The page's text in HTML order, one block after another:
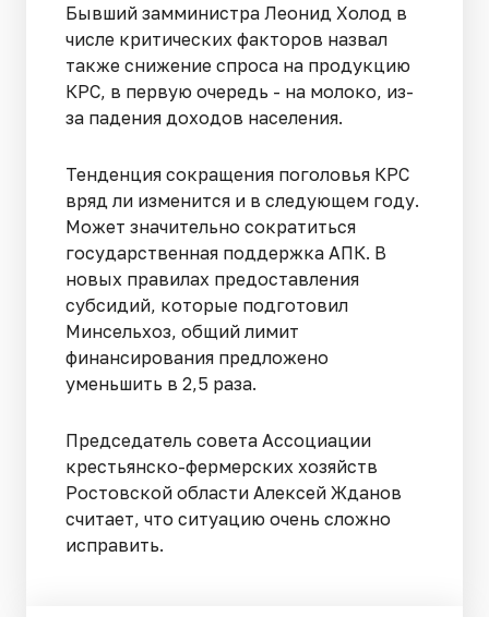
Бывший замминистра Леонид Холод в
числе критических факторов назвал
также снижение спроса на продукцию
КРС, в первую очередь - на молоко, из-
за падения доходов населения.
Тенденция сокращения поголовья КРС
вряд ли изменится и в следующем году.
Может значительно сократиться
государственная поддержка АПК. В
новых правилах предоставления
субсидий, которые подготовил
Минсельхоз, общий лимит
финансирования предложено
уменьшить в 2,5 раза.
Председатель совета Ассоциации
крестьянско-фермерских хозяйств
Ростовской области Алексей Жданов
считает, что ситуацию очень сложно
исправить.